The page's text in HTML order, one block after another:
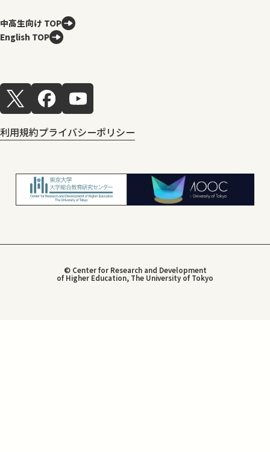
中高生向け TOP
English TOP
利用規約プライバシーポリシー
© Center for Research and Development
of Higher Education, The University of Tokyo